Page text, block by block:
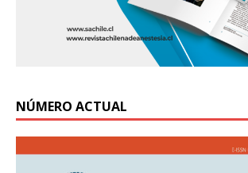
NÚMERO ACTUAL